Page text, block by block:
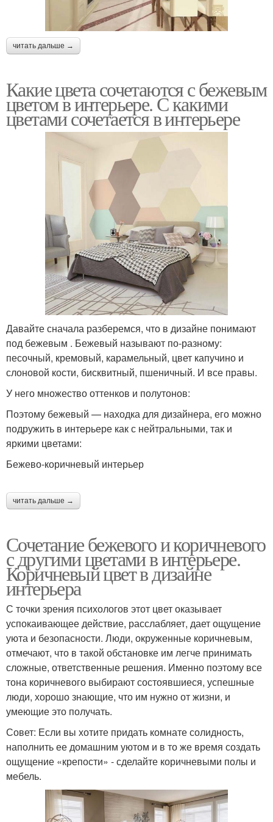
читать дальше →
Какие цвета сочетаются с бежевым
цветом в интерьере. С какими
цветами сочетается в интерьере
Давайте сначала разберемся, что в дизайне понимают
под бежевым . Бежевый называют по-разному:
песочный, кремовый, карамельный, цвет капучино и
слоновой кости, бисквитный, пшеничный. И все правы.
У него множество оттенков и полутонов:
Поэтому бежевый — находка для дизайнера, его можно
подружить в интерьере как с нейтральными, так и
яркими цветами:
Бежево-коричневый интерьер
читать дальше →
Сочетание бежевого и коричневого
с другими цветами в интерьере.
Коричневый цвет в дизайне
интерьера
С точки зрения психологов этот цвет оказывает
успокаивающее действие, расслабляет, дает ощущение
уюта и безопасности. Люди, окруженные коричневым,
отмечают, что в такой обстановке им легче принимать
сложные, ответственные решения. Именно поэтому все
тона коричневого выбирают состоявшиеся, успешные
люди, хорошо знающие, что им нужно от жизни, и
умеющие это получать.
Совет: Если вы хотите придать комнате солидность,
наполнить ее домашним уютом и в то же время создать
ощущение «крепости» - сделайте коричневыми полы и
мебель.